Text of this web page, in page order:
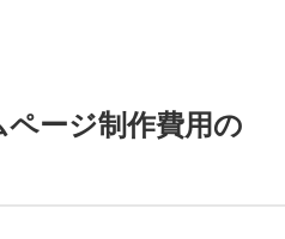
ページ制作費用の